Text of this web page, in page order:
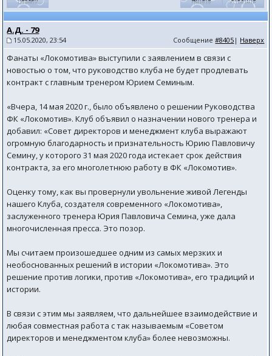
А.Д. - 79
15.05.2020, 23:54 Сообщение#8405 | Наверх
Фанаты «Локомотива» выступили с заявлением в связи с
новостью о том, что руководство клуба не будет продлевать
контракт с главным тренером Юрием Семиным.
«Вчера, 14 мая 2020 г., было объявлено о решении Руководства
ФК «Локомотив». Клуб объявил о назначении нового тренера и
добавил: «Совет директоров и менеджмент клуба выражают
огромную благодарность и признательность Юрию Павловичу
Семину, у которого 31 мая 2020 года истекает срок действия
контракта, за его многолетнюю работу в ФК «Локомотив».
Оценку тому, как вы провернули увольнение живой Легенды
нашего Клуба, создателя современного «Локомотива»,
заслуженного тренера Юрия Павловича Семина, уже дала
многочисленная пресса. Это позор.
Мы считаем произошедшее одним из самых мерзких и
необоснованных решений в истории «Локомотива». Это
решение против логики, против «Локомотива», его традиций и
истории.
В связи с этим мы заявляем, что дальнейшее взаимодействие и
любая совместная работа с так называемым «Советом
директоров и менеджментом клуба» более невозможны.